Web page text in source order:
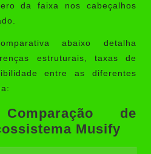
da faixa nos cabeçalhos
abaixo detalha
estruturais, taxas de
entre as diferentes
de
Musify